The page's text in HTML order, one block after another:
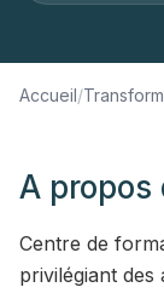
Accueil/
A propos
Centre de
privilégiant des